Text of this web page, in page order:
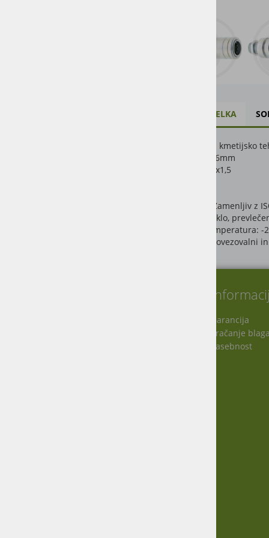
OPIS IZDELKA
Uporaba za kmetijsko
Dolžina: 136mm
Navoj: M22x1,5
Standard: Zamenljiv z
Material: Jeklo,
Delovna temperatura: -
Push-Pull povezovalni
Garancija
Vračanje blaga
Zasebnost